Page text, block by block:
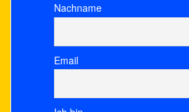
Nachname
Email